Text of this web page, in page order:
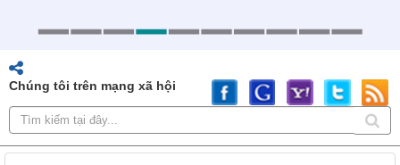
Chúng tôi trên mạng xã hội